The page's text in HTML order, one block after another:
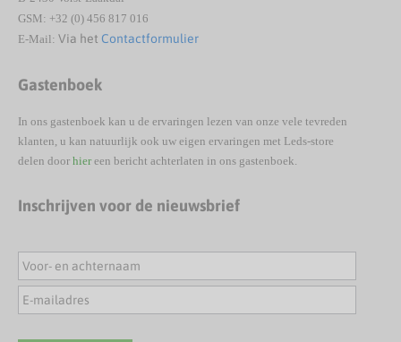
GSM: +32 (0) 456 817 016
E-Mail: Via het Contactformulier
Gastenboek
In ons gastenboek kan u de ervaringen lezen van onze vele tevreden
klanten, u kan natuurlijk ook uw eigen ervaringen met Leds-store
delen door hiereen bericht achterlaten in ons gastenboek.
Inschrijven voor de nieuwsbrief